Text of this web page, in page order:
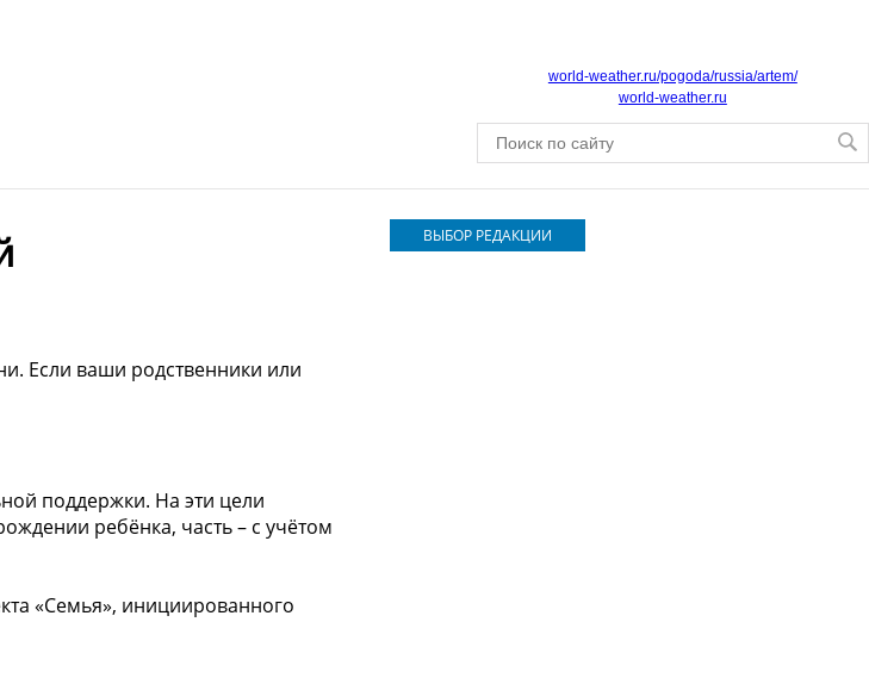
world-weather.ru/pogoda/russia/artem/
world-weather.ru
Если ваши родственники или
поддержки. На эти цели
ребёнка, часть – с учётом
«Семья», инициированного
ВЫБОР РЕДАКЦИИ